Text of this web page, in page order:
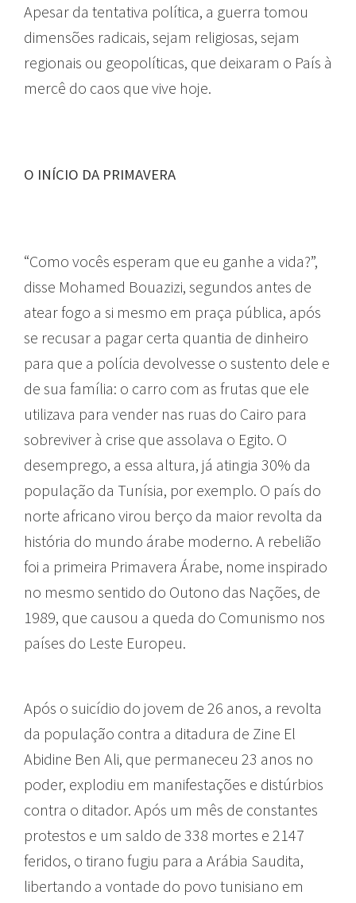
Apesar da tentativa política, a guerra tomou
dimensões radicais, sejam religiosas, sejam
regionais ou geopolíticas, que deixaram o País à
mercê do caos que vive hoje.
O INÍCIO DA PRIMAVERA
“Como vocês esperam que eu ganhe a vida?”,
disse Mohamed Bouazizi, segundos antes de
atear fogo a si mesmo em praça pública, após
se recusar a pagar certa quantia de dinheiro
para que a polícia devolvesse o sustento dele e
de sua família: o carro com as frutas que ele
utilizava para vender nas ruas do Cairo para
sobreviver à crise que assolava o Egito. O
desemprego, a essa altura, já atingia 30% da
população da Tunísia, por exemplo. O país do
norte africano virou berço da maior revolta da
história do mundo árabe moderno. A rebelião
foi a primeira Primavera Árabe, nome inspirado
no mesmo sentido do Outono das Nações, de
1989, que causou a queda do Comunismo nos
países do Leste Europeu.
Após o suicídio do jovem de 26 anos, a revolta
da população contra a ditadura de Zine El
Abidine Ben Ali, que permaneceu 23 anos no
poder, explodiu em manifestações e distúrbios
contra o ditador. Após um mês de constantes
protestos e um saldo de 338 mortes e 2147
feridos, o tirano fugiu para a Arábia Saudita,
libertando a vontade do povo tunisiano em